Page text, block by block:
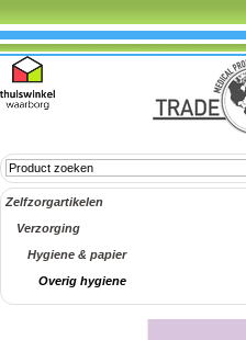
Zelfzorgartikelen
Verzorging
Hygiene & papier
Overig hygiene